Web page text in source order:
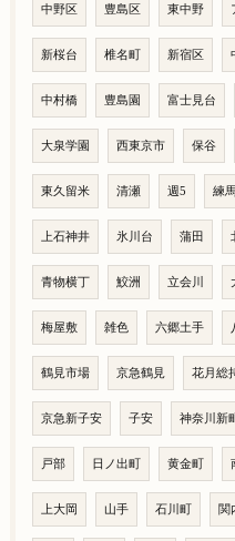
中野区 豊島区 東中野
新桜台 椎名町 新宿区
中村橋 豊島園 富士見台
大泉学園 西東京市 保谷
東久留米 清瀬 週5 練
上石神井 氷川台 蒲田
青物横丁 鮫洲 立会川
梅屋敷 雑色 六郷土手
鶴見市場 京急鶴見 花月総
京急新子安 子安 神奈川新町
戸部 日ノ出町 黄金町
上大岡 山手 石川町 関